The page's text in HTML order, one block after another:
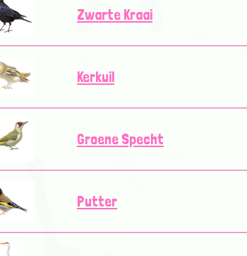
Zwarte Kraai
Kerkuil
Groene Specht
Putter